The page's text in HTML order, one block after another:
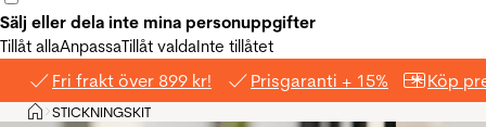
Sälj eller dela inte mina personuppgifter
Tillåt allaAnpassaTillåt valdaInte tillåtet
Fri frakt över 899 kr! Prisgaranti + 15% Köp
Hem
>STICKNINGSKIT